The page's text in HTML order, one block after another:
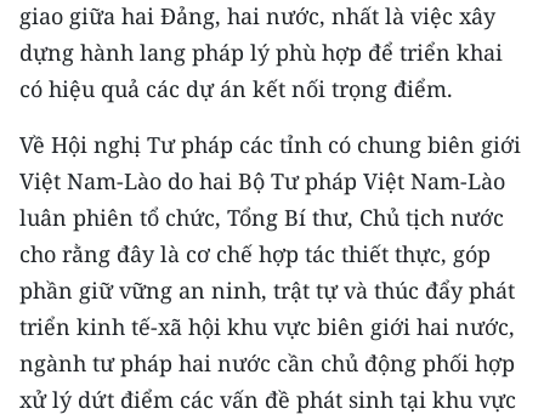
giao giữa hai Đảng, hai nước, nhất là việc xây
dựng hành lang pháp lý phù hợp để triển khai
có hiệu quả các dự án kết nối trọng điểm.
Về Hội nghị Tư pháp các tỉnh có chung biên giới
Việt Nam-Lào do hai Bộ Tư pháp Việt Nam-Lào
luân phiên tổ chức, Tổng Bí thư, Chủ tịch nước
cho rằng đây là cơ chế hợp tác thiết thực, góp
phần giữ vững an ninh, trật tự và thúc đẩy phát
triển kinh tế-xã hội khu vực biên giới hai nước,
ngành tư pháp hai nước cần chủ động phối hợp
xử lý dứt điểm các vấn đề phát sinh tại khu vực